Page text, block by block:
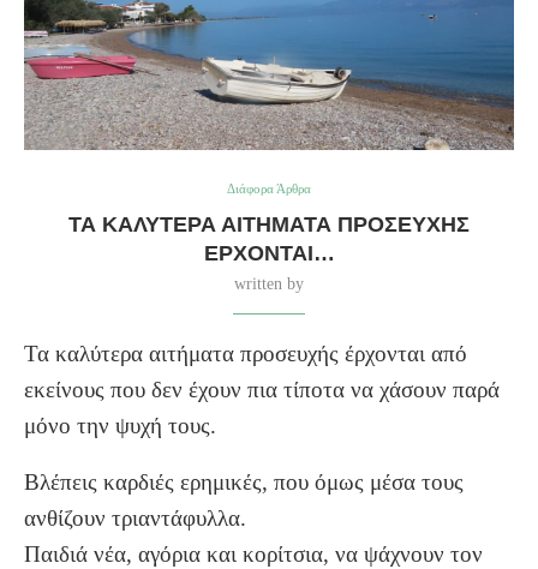
Διάφορα Άρθρα
ΤΑ ΚΑΛΎΤΕΡΑ ΑΙΤΉΜΑΤΑ ΠΡΟΣΕΥΧΉΣ
ΈΡΧΟΝΤΑΙ…
written by
Τα καλύτερα αιτήματα προσευχής έρχονται από
εκείνους που δεν έχουν πια τίποτα να χάσουν παρά
μόνο την ψυχή τους.
Βλέπεις καρδιές ερημικές, που όμως μέσα τους
ανθίζουν τριαντάφυλλα.
Παιδιά νέα, αγόρια και κορίτσια, να ψάχνουν τον